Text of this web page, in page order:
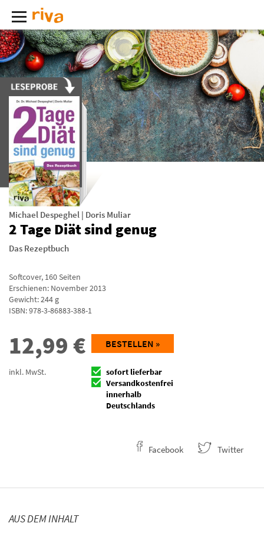
Michael Despeghel | Doris Muliar
2 Tage Diät sind genug
Das Rezeptbuch
Softcover, 160Seiten
Erschienen: November 2013
Gewicht: 244 g
ISBN:978-3-86883-388-1
12,99 €
inkl. MwSt.
BESTELLEN »
sofort lieferbar
Versandkostenfrei
innerhalb
Deutschlands
Facebook Twitter
AUS DEM INHALT